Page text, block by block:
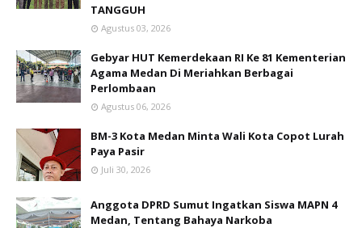
BM-3 Kota Medan Ingatkan Panitia Seleksi
Direksi Perusahaan Umum Daerah Tidak
Oktober 02, 2025
PT Marsindo Barokah Energi Salurkan Paket
Sembako kepada Warga Sekitar Gudang Parkir
Juli 31, 2026
Sambut HUT Ke 60 PT ALS Hadirkan Bus
Agustus 02, 2026